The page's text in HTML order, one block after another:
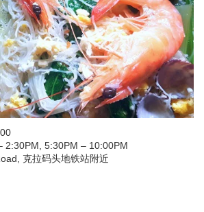
2:30PM, 5:30PM – 10:00PM
克拉码头地铁站附近